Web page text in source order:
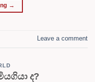
→
Leave a comment
ද?